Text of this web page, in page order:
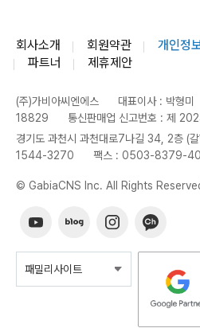
회사소개 회원약관 개인정
파트너
제휴제안
(주)가비아씨엔에스 대표이사 : 박형미
18829
통신판매업 신고번호 : 제
경기도 과천시 과천대로7나길 34, 2층 (
1544-3270
팩스 : 0503-8379-
© GabiaCNS Inc. All Rights